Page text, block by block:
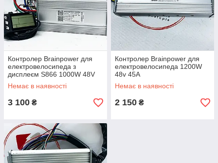
Контролер Brainpower для
електровелосипеда з
дисплеєм S866 1000W 48V
38A
Немає в наявності
3 100 ₴
Контролер Brainpower для
електровелосипеда 1200W
48v 45А
Немає в наявності
2 150 ₴